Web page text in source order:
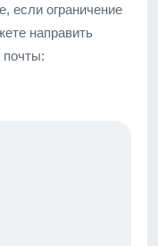
если ограничение
направить
почты: